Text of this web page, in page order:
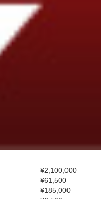
¥2,100,000
¥61,500
¥185,000